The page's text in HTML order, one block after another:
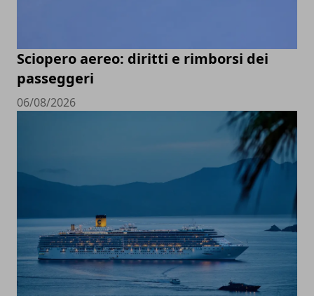
Sciopero aereo: diritti e rimborsi dei
passeggeri
06/08/2026